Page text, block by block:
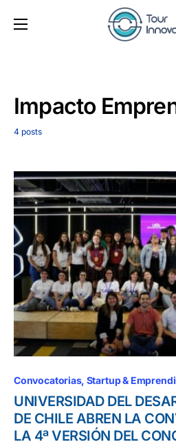
Impacto
4 posts
Convocatorias Startup &
UNIVERSIDAD DEL
DE CHILE ABREN LA
LA 4ª VERSIÓN DEL